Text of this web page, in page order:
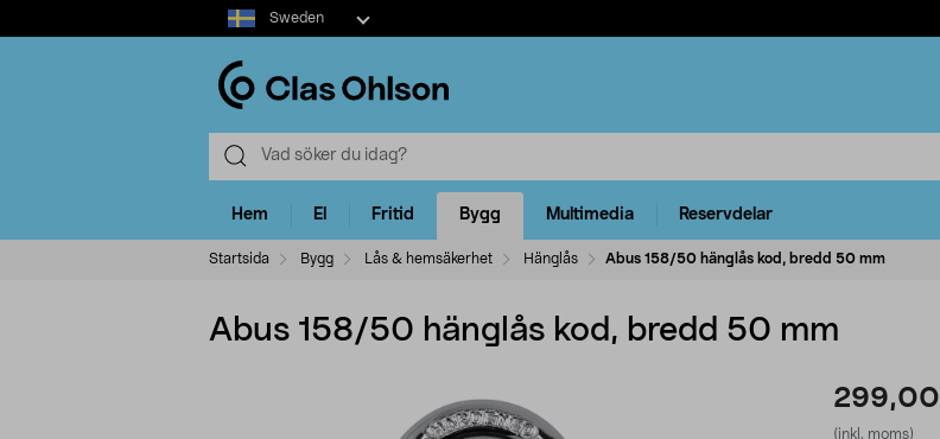
Select
market
Sweden
Hem El Fritid Bygg Multimedia Reservdelar
Startsida Bygg Lås & hemsäkerhet Hänglås Abus 158/50 hänglås kod, bredd 50 mm
Abus 158/50 hänglås kod, bredd 50 mm
299,00
(inkl. moms)